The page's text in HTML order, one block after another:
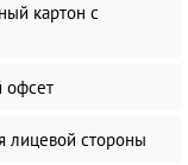
картон с
офсет
лицевой стороны